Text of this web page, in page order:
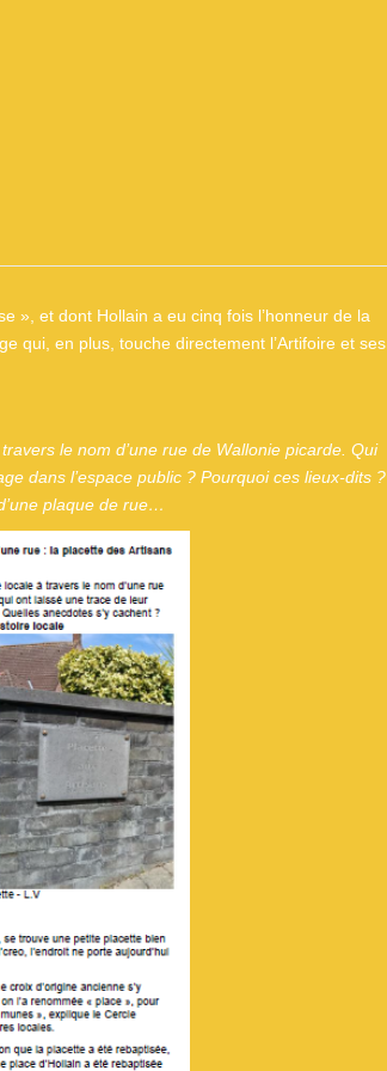
», et dont Hollain a eu cinq fois l’honneur de la
qui, en plus, touche directement l’Artifoire et ses
le nom d’une rue de Wallonie picarde. Qui
dans l’espace public ? Pourquoi ces lieux-dits ?
plaque de rue…